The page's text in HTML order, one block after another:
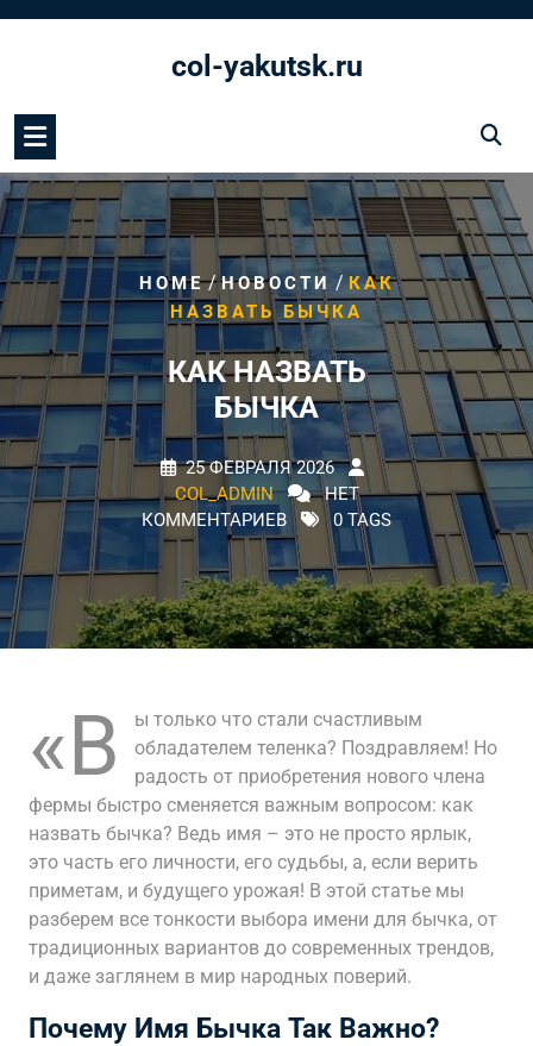
col-yakutsk.ru
HOME/НОВОСТИ /КАК
НАЗВАТЬ БЫЧКА
КАК НАЗВАТЬ
БЫЧКА
25 ФЕВРАЛЯ 2026
COL_ADMIN
НЕТ
КОММЕНТАРИЕВ
0 TAGS
«В
ы только что стали счастливым
обладателем теленка? Поздравляем! Но
радость от приобретения нового члена
фермы быстро сменяется важным вопросом: как
назвать бычка? Ведь имя – это не просто ярлык,
это часть его личности, его судьбы, а, если верить
приметам, и будущего урожая! В этой статье мы
разберем все тонкости выбора имени для бычка, от
традиционных вариантов до современных трендов,
и даже заглянем в мир народных поверий.
Почему Имя Бычка Так Важно?